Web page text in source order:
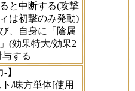
と中断する(攻撃
は初撃のみ発動)
、自身に「陰属
(効果特大/効果2
する
】
/味方単体[使用